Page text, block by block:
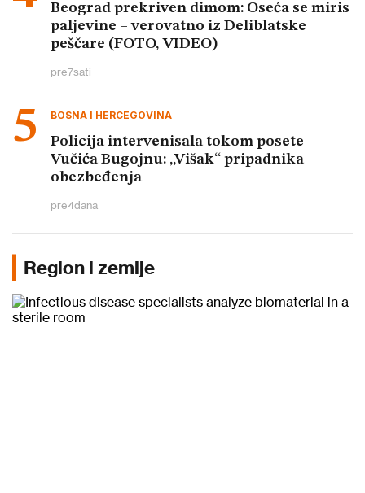
Beograd prekriven dimom: Oseća se miris
paljevine – verovatno iz Deliblatske
peščare (FOTO, VIDEO)
pre7sati
BOSNA I HERCEGOVINA
Policija intervenisala tokom posete
Vučića Bugojnu: „Višak“ pripadnika
obezbeđenja
pre4dana
Region i zemlje